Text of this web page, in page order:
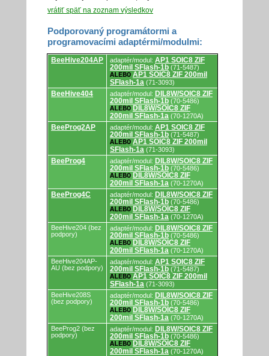
vrátiť späť na zoznam výsledkov
Podporovaný programátormi a
programovacími adaptérmi/modulmi:
Podporovaný
programátormi
adaptérmi/modulmi.
BeeHive204AP adaptér/modul: AP1 SOIC8 ZIF
200mil SFlash-1b (71-5487)
ALEBO AP1 SOIC8 ZIF 200mil
SFlash-1a (71-3093)
BeeHive404 adaptér/modul: DIL8W/SOIC8 ZIF
200mil SFlash-1b (70-5486)
ALEBO DIL8W/SOIC8 ZIF
200mil SFlash-1a (70-1270A)
BeeProg2AP adaptér/modul: AP1 SOIC8 ZIF
200mil SFlash-1b (71-5487)
ALEBO AP1 SOIC8 ZIF 200mil
SFlash-1a (71-3093)
BeeProg4 adaptér/modul: DIL8W/SOIC8 ZIF
200mil SFlash-1b (70-5486)
ALEBO DIL8W/SOIC8 ZIF
200mil SFlash-1a (70-1270A)
BeeProg4C adaptér/modul: DIL8W/SOIC8 ZIF
200mil SFlash-1b (70-5486)
ALEBO DIL8W/SOIC8 ZIF
200mil SFlash-1a (70-1270A)
BeeHive204 (bez
podpory)
adaptér/modul: DIL8W/SOIC8 ZIF
200mil SFlash-1b (70-5486)
ALEBO DIL8W/SOIC8 ZIF
200mil SFlash-1a (70-1270A)
BeeHive204AP-
AU (bez podpory)
adaptér/modul: AP1 SOIC8 ZIF
200mil SFlash-1b (71-5487)
ALEBO AP1 SOIC8 ZIF 200mil
SFlash-1a (71-3093)
BeeHive208S
(bez podpory)
adaptér/modul: DIL8W/SOIC8 ZIF
200mil SFlash-1b (70-5486)
ALEBO DIL8W/SOIC8 ZIF
200mil SFlash-1a (70-1270A)
BeeProg2 (bez
podpory)
adaptér/modul: DIL8W/SOIC8 ZIF
200mil SFlash-1b (70-5486)
ALEBO DIL8W/SOIC8 ZIF
200mil SFlash-1a (70-1270A)